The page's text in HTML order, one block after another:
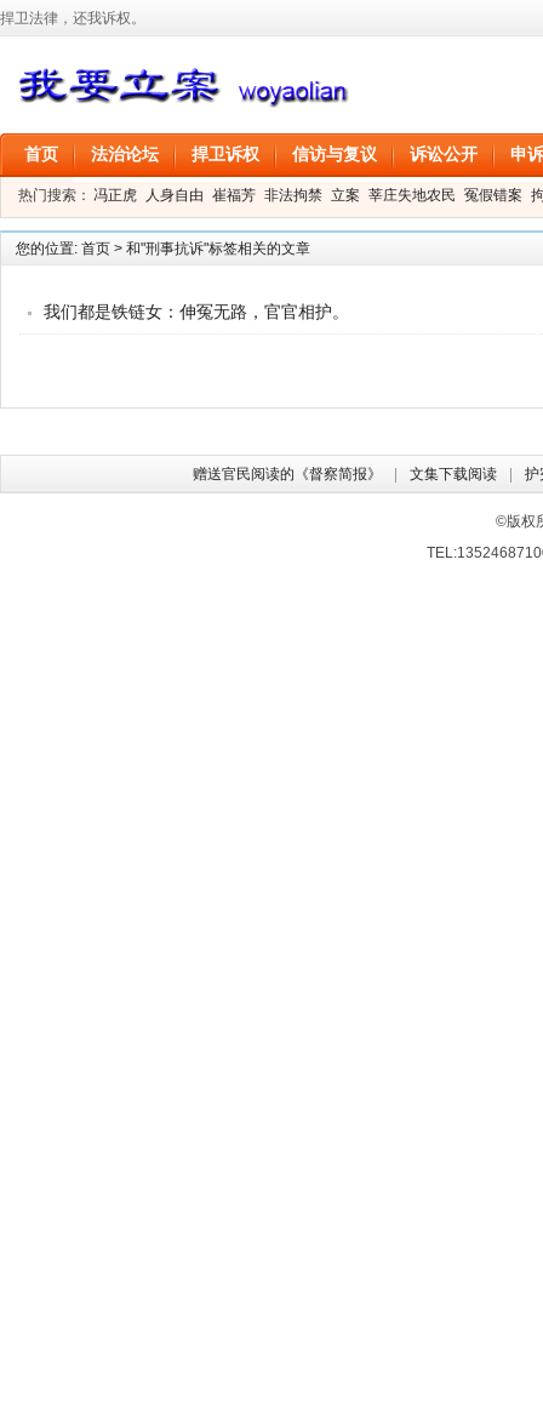
捍卫法律，还我诉权。
首页 法治论坛 捍卫诉权 信访与复议 诉讼公开 申
热门搜索： 冯正虎 人身自由 崔福芳 非法拘禁 立案 莘庄失地农民 冤假错案
叶剑 刑事拘留 信息公开 叶桂香
您的位置: 首页 > 和"刑事抗诉"标签相关的文章
我们都是铁链女：伸冤无路，官官相护。
赠送官民阅读的《督察简报》 文集下载阅读 护
©版权